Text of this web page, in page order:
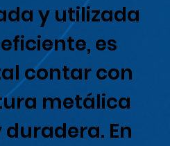
y utilizada
es
contar con
metálica
En